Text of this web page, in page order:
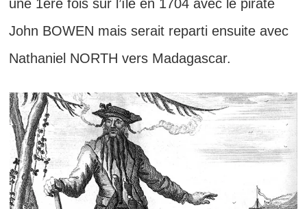
une 1ère fois sur l’île en 1704 avec le pirate
John BOWEN mais serait reparti ensuite avec
Nathaniel NORTH vers Madagascar.